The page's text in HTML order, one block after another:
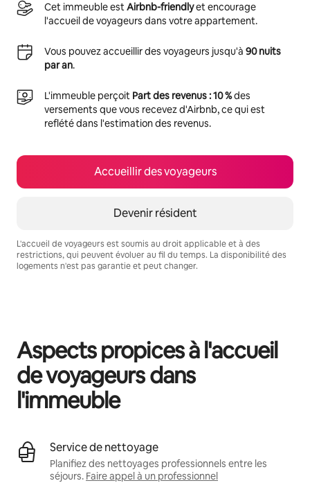
Cet immeuble estAirbnb-friendlyet encourage
l'accueil de voyageurs dans votre appartement.
Vous pouvez accueillir des voyageurs jusqu'à 90 nuits
par an.
L'immeuble perçoit Part des revenus : 10 %des
versements que vous recevez d'Airbnb, ce qui est
reflété dans l'estimation des revenus.
Accueillir des voyageurs
Devenir résident
L'accueil de voyageurs est soumis au droit applicable et à des
restrictions, qui peuvent évoluer au fil du temps. La disponibilité des
logements n'est pas garantie et peut changer.
Aspects propices à l'accueil
de voyageurs dans
l'immeuble
Service de nettoyage
Planifiez des nettoyages professionnels entre les
séjours. Faire appel à un professionnel